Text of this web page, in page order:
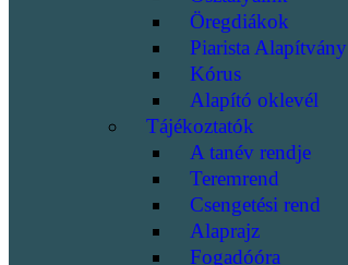
Öregdiákok
Piarista Alapítvány
Kórus
Alapító oklevél
Tájékoztatók
A tanév rendje
Teremrend
Csengetési rend
Alaprajz
Fogadóóra